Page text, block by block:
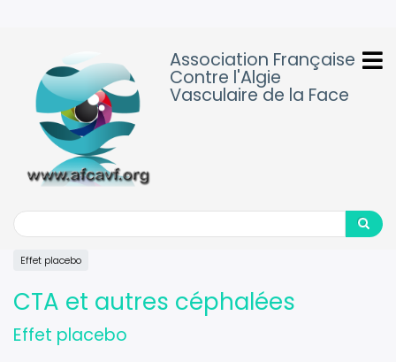
Association Française
Contre l'Algie
Vasculaire de la Face
Search
Search
Effet placebo
CTA et autres céphalées
Effet placebo